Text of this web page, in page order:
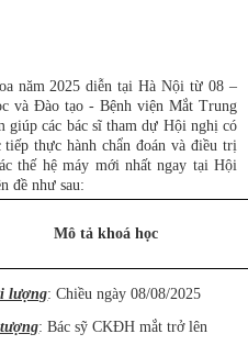
năm 2025 diễn tại Hà Nội từ 08 –
và Đào tạo - Bệnh viện Mắt Trung
giúp các bác sĩ tham dự Hội nghị có
thực hành chẩn đoán và điều trị
thế hệ máy mới nhất ngay tại Hội
đề như sau:
Mô tả khoá học
lượng: Chiều ngày 08/08/2025
: Bác sỹ CKĐH mắt trở lên